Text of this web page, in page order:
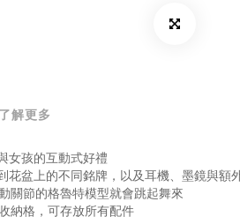
了解更多
女孩的互動式好禮
花盆上的不同銘牌，以及耳機、墨鏡與額
關節的格魯特模型就會跳起舞來
納格，可存放所有配件